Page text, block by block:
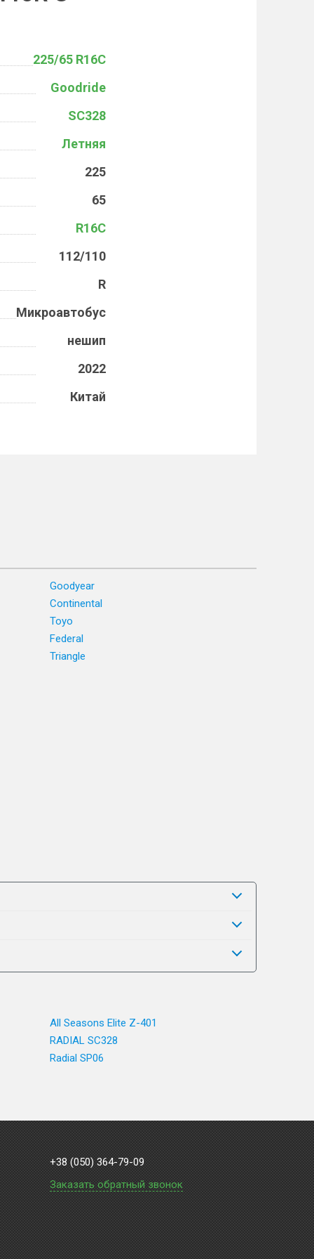
225/65 R16C
Goodride
SC328
Летняя
225
65
R16C
112/110
R
Микроавтобус
нешип
2022
Китай
Goodyear
Continental
Toyo
Federal
Triangle
All Seasons Elite Z-401
RADIAL SC328
Radial SP06
+38 (050) 364-79-09
Заказать обратный звонок